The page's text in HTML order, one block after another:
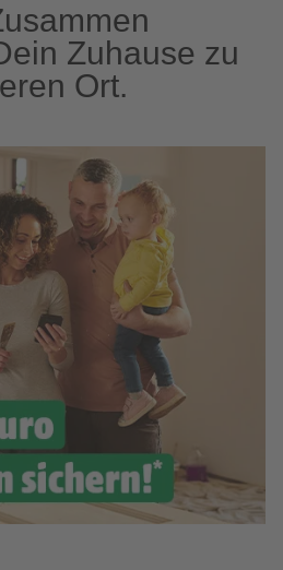
Zuhause zu
Ort.